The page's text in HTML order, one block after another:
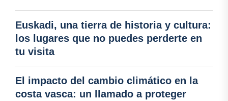
Euskadi, una tierra de historia y cultura:
los lugares que no puedes perderte en
tu visita
El impacto del cambio climático en la
costa vasca: un llamado a proteger